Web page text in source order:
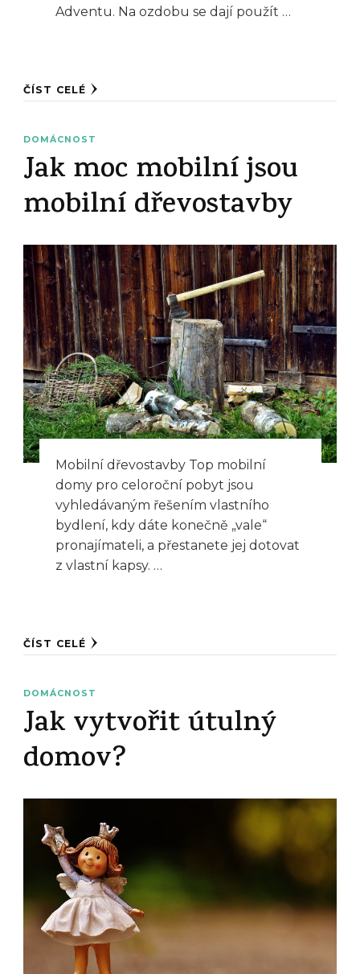
Adventu. Na ozdobu se dají použít …
ČÍST CELÉ
DOMÁCNOST
Jak moc mobilní jsou
mobilní dřevostavby
Mobilní dřevostavby Top mobilní
domy pro celoroční pobyt jsou
vyhledávaným řešením vlastního
bydlení, kdy dáte konečně „vale“
pronajímateli, a přestanete jej dotovat
z vlastní kapsy. …
ČÍST CELÉ
DOMÁCNOST
Jak vytvořit útulný
domov?